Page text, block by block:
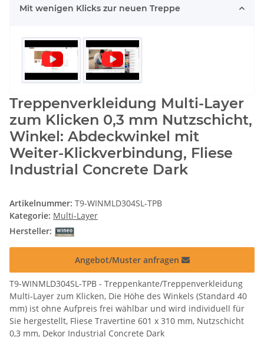
Mit wenigen Klicks zur neuen Treppe
Treppenverkleidung Multi-Layer
zum Klicken 0,3 mm Nutzschicht,
Winkel: Abdeckwinkel mit
Weiter-Klickverbindung, Fliese
Industrial Concrete Dark
Artikelnummer: T9-WINMLD304SL-TPB
Kategorie: Multi-Layer
Hersteller:
Angebot/Muster anfragen
T9-WINMLD304SL-TPB - Treppenkante/Treppenverkleidung
Multi-Layer zum Klicken, Die Höhe des Winkels (Standard 40
mm) ist ohne Aufpreis frei wählbar und wird individuell für
Sie hergestellt, Fliese Travertine 601 x 310 mm, Nutzschicht
0,3 mm, Dekor Industrial Concrete Dark